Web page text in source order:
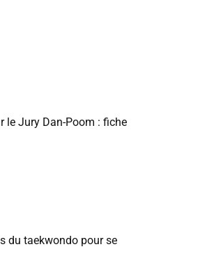
le Jury Dan-Poom : fiche
du taekwondo pour se